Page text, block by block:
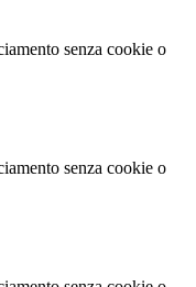
senza cookie o
senza cookie o